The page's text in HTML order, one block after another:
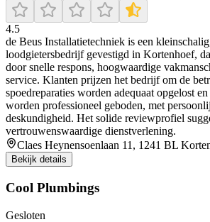
4.5
de Beus Installatietechniek is een
loodgietersbedrijf gevestigd in Kortenhoef,
door snelle respons, hoogwaardige
service. Klanten prijzen het bedrijf om de
spoedreparaties worden adequaat opgelost
worden professioneel geboden, met
deskundigheid. Het solide reviewprofiel
vertrouwenswaardige dienstverlening.
Claes Heynensoenlaan 11, 1241 BL
Bekijk details
Cool Plumbings
Gesloten